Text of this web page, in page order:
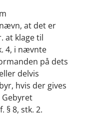
at det er
at klage til
4, i nævnte
på dets
delvis
hvis der gives
§ 8, stk. 2.